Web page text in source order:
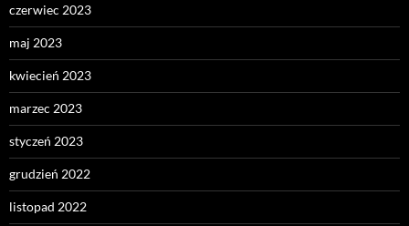
czerwiec 2023
maj 2023
kwiecień 2023
marzec 2023
styczeń 2023
grudzień 2022
listopad 2022